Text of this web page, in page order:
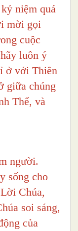
niệm quá
mời gọi
cuộc
luôn ý
ở với Thiên
giữa chúng
Thể, và
người.
sống cho
Chúa,
soi sáng,
của